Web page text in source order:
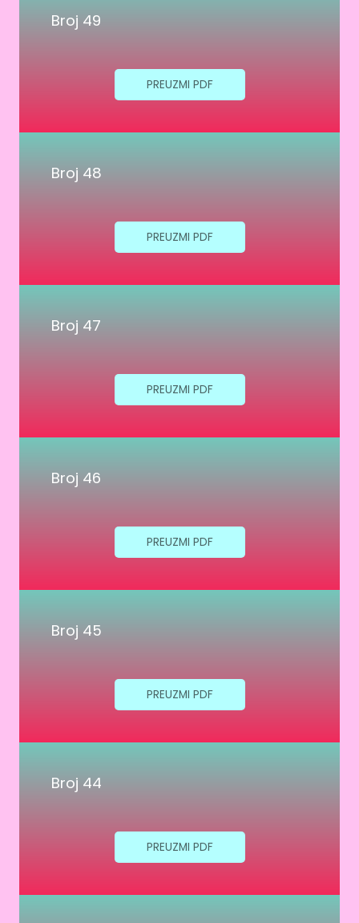
Broj 49
PREUZMI PDF
Broj 48
PREUZMI PDF
Broj 47
PREUZMI PDF
Broj 46
PREUZMI PDF
Broj 45
PREUZMI PDF
Broj 44
PREUZMI PDF